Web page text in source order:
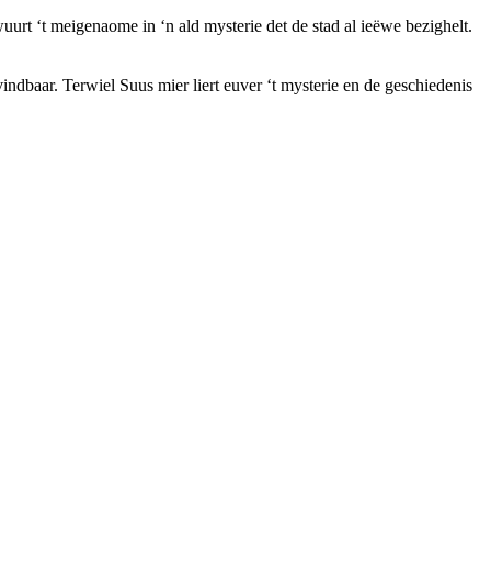
‘t meigenaome in ‘n ald mysterie det de stad al ieëwe bezighelt.
Terwiel Suus mier liert euver ‘t mysterie en de geschiedenis